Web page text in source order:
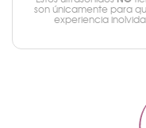
son únicamente para
experiencia